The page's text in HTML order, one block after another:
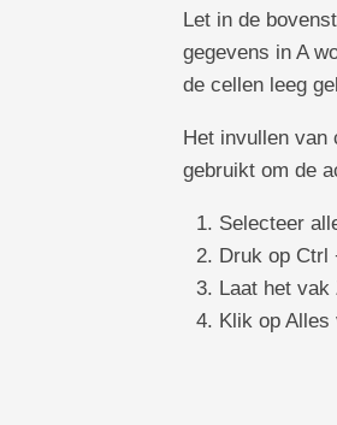
Let in de
gegevens in A
de cellen leeg
Het invullen van
gebruikt om de
Selecteer
Druk op Ctrl
Laat het vak
Klik op Alles